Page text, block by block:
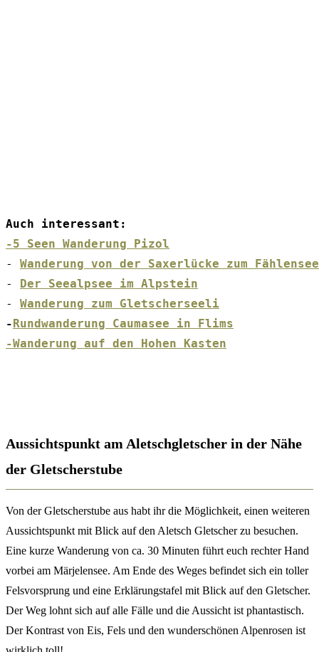
Auch interessant:
-5 Seen Wanderung Pizol
- Wanderung von der Saxerlücke zum Fählensee
-
Der Seealpsee im Alpstein
- Wanderung zum Gletscherseeli
-Rundwanderung Caumasee in Flims
-Wanderung auf den Hohen Kasten
Aussichtspunkt am Aletschgletscher in der Nähe
der Gletscherstube
Von der Gletscherstube aus habt ihr die Möglichkeit, einen weiteren
Aussichtspunkt mit Blick auf den Aletsch Gletscher zu besuchen.
Eine kurze Wanderung von ca. 30 Minuten führt euch rechter Hand
vorbei am Märjelensee. Am Ende des Weges befindet sich ein toller
Felsvorsprung und eine Erklärungstafel mit Blick auf den Gletscher.
Der Weg lohnt sich auf alle Fälle und die Aussicht ist phantastisch.
Der Kontrast von Eis, Fels und den wunderschönen Alpenrosen ist